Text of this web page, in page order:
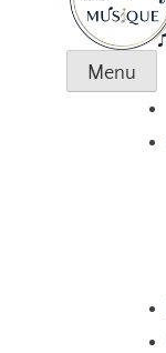
Menu